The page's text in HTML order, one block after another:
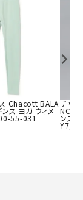
ス Chacott BALA
ス ヨガ ウィメ
55-031
チャ
NCE
ンズ
¥